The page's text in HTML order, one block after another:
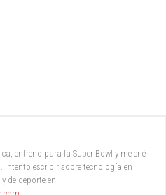
entreno para la Super Bowl y me crié
Intento escribir sobre tecnología en
y de deporte en